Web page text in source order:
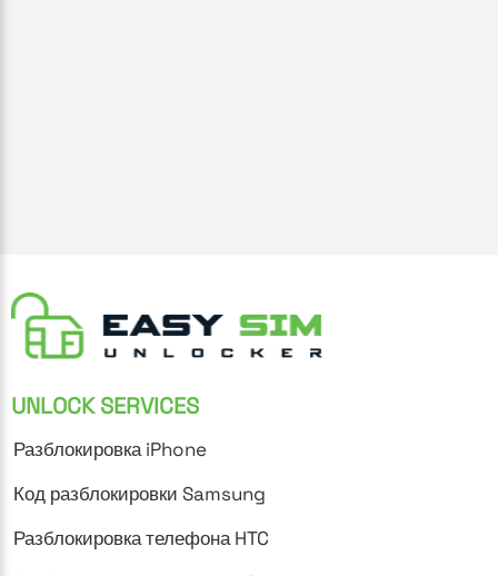
UNLOCK SERVICES
Разблокировка iPhone
Код разблокировки Samsung
Разблокировка телефона HTC